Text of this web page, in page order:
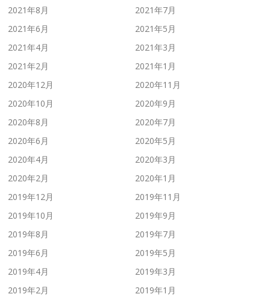
2021年8月
2021年7月
2021年6月
2021年5月
2021年4月
2021年3月
2021年2月
2021年1月
2020年12月
2020年11月
2020年10月
2020年9月
2020年8月
2020年7月
2020年6月
2020年5月
2020年4月
2020年3月
2020年2月
2020年1月
2019年12月
2019年11月
2019年10月
2019年9月
2019年8月
2019年7月
2019年6月
2019年5月
2019年4月
2019年3月
2019年2月
2019年1月